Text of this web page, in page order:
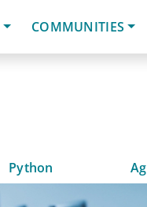
COMMUNITIES
Python